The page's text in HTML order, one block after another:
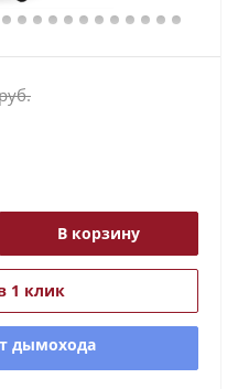
В корзину
1 клик
дымохода